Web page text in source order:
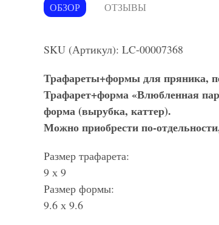
ОБЗОР ОТЗЫВЫ
SKU (Артикул): LC-00007368
Трафареты+формы для пряника,
Трафарет+форма «Влюбленная
форма (вырубка, каттер).
Можно приобрести по-
Размер трафарета:
9 х 9
Размер формы:
9.6 х 9.6